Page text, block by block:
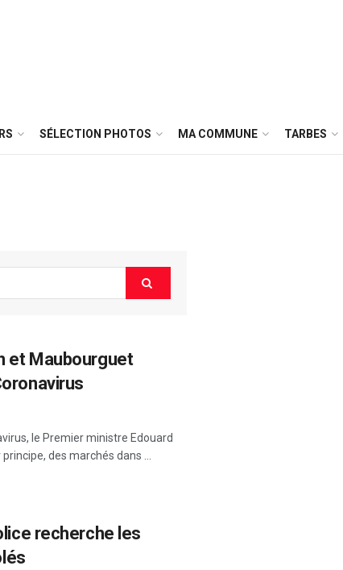
SÉLECTION PHOTOS MA COMMUNE TARBES
et Maubourguet
le Premier ministre Edouard
des marchés dans ...
recherche les